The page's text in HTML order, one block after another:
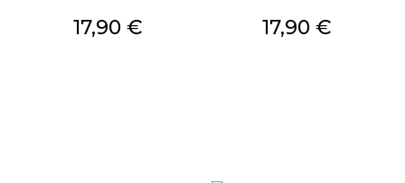
Prezzo
17,90 € Prezzo
17,90 €